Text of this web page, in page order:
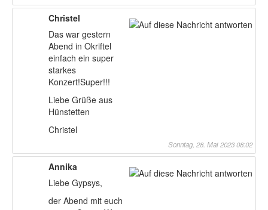
Christel
Das war gestern
Abend in Okriftel
einfach ein super
starkes
Konzert!Super!!!
Liebe Grüße aus
Hünstetten
Christel
Sonntag, 28. Mai 2023 08:02
Annika
Liebe Gypsys,
der Abend mit euch